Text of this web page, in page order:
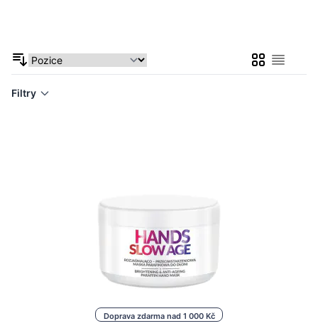
MřížkaSeznam
Filtry
Doprava zdarma nad 1 000 Kč